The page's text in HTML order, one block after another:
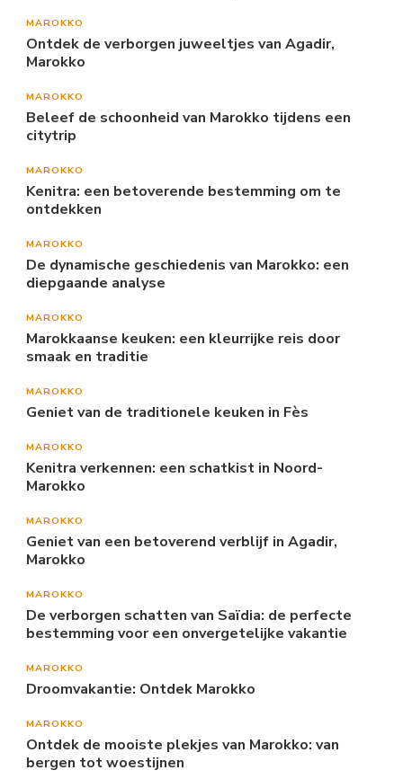
MAROKKO
Ontdek de verborgen juweeltjes van Agadir,
Marokko
MAROKKO
Beleef de schoonheid van Marokko tijdens een
citytrip
MAROKKO
Kenitra: een betoverende bestemming om te
ontdekken
MAROKKO
De dynamische geschiedenis van Marokko: een
diepgaande analyse
MAROKKO
Marokkaanse keuken: een kleurrijke reis door
smaak en traditie
MAROKKO
Geniet van de traditionele keuken in Fès
MAROKKO
Kenitra verkennen: een schatkist in Noord-
Marokko
MAROKKO
Geniet van een betoverend verblijf in Agadir,
Marokko
MAROKKO
De verborgen schatten van Saïdia: de perfecte
bestemming voor een onvergetelijke vakantie
MAROKKO
Droomvakantie: Ontdek Marokko
MAROKKO
Ontdek de mooiste plekjes van Marokko: van
bergen tot woestijnen